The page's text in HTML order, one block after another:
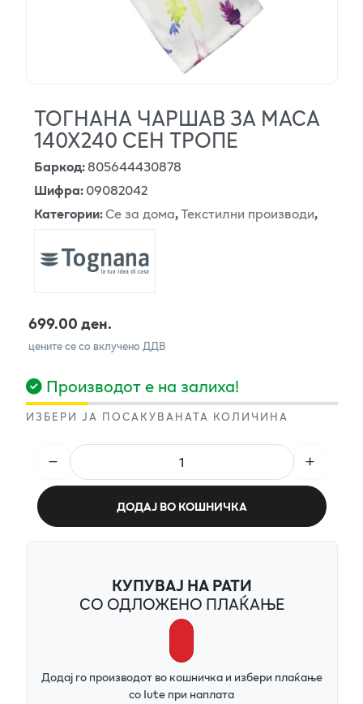
ТОГНАНА ЧАРШАВ ЗА МАСА
140Х240 СЕН ТРОПЕ
Баркод:805644430878
Шифра:09082042
Категории:Се за дома,Текстилни производи,
699.00 ден.
цените се со вклучено ДДВ
Производот е на залиха!
ИЗБЕРИ ЈА ПОСАКУВАНАТА КОЛИЧИНА
ДОДАЈ ВО КОШНИЧКА
КУПУВАЈ НА РАТИ
СО ОДЛОЖЕНО ПЛАЌАЊЕ
Додај го производот во кошничка и избери плаќање
со Iute при наплата